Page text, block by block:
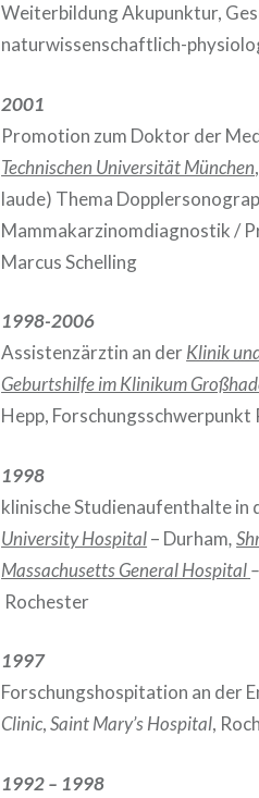
Weiterbildung Akupunktur,
naturwissenschaftlich-
2001
Promotion zum Doktor der
Technischen Universität München
laude) Thema
Mammakarzinomdiagnostik /
Marcus Schelling
1998-2006
Assistenzärztin an derKlinik
Geburtshilfe im Klinikum
Hepp,
1998
klinische Studienaufenthalte in
University Hospital– Durham,
Massachusetts General Hospital–
Rochester
1997
Forschungshospitation an der
Clinic,Saint Mary’s Hospital,
1992 – 1998